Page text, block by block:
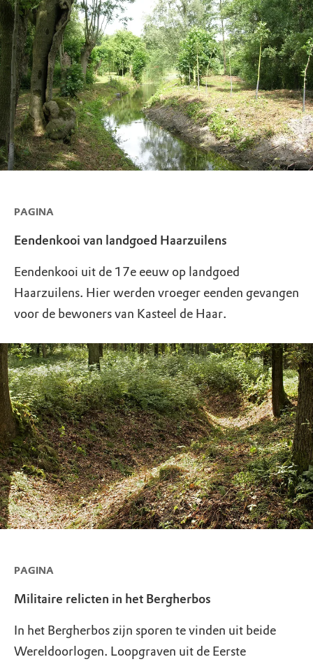
PAGINA
Eendenkooi van landgoed Haarzuilens
Eendenkooi uit de 17e eeuw op landgoed
Haarzuilens. Hier werden vroeger eenden gevangen
voor de bewoners van Kasteel de Haar.
PAGINA
Militaire relicten in het Bergherbos
In het Bergherbos zijn sporen te vinden uit beide
Wereldoorlogen. Loopgraven uit de Eerste